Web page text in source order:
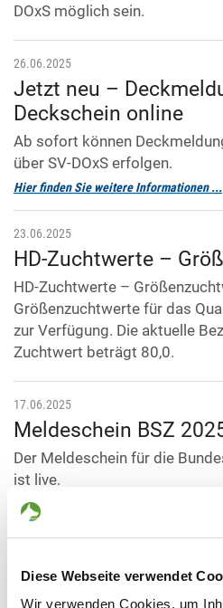
Diese Webseite verwendet
Wir verwenden Cookies, um
DOxS möglich sein.
26.06.2025
Jetzt neu –
Deckschein online
Ab sofort können
über SV-DOxS erfolgen.
Hier finden Sie weitere Informationen ...
23.06.2025
HD-Zuchtwerte –
HD-Zuchtwerte –
Größenzuchtwerte für das
zur Verfügung. Die aktuelle
Zuchtwert beträgt 80,0.
17.06.2025
Meldeschein BSZ
Der Meldeschein für die
ist live.
Hier gehts zum Meldeschein
Neu auf SV-DOxS -
Wesensbeurteilungen